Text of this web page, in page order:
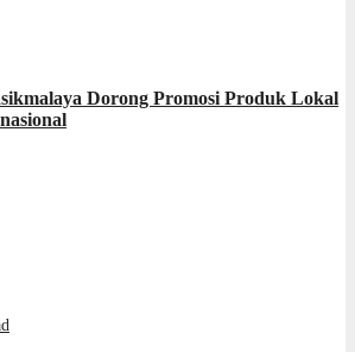
Dorong Promosi Produk Lokal